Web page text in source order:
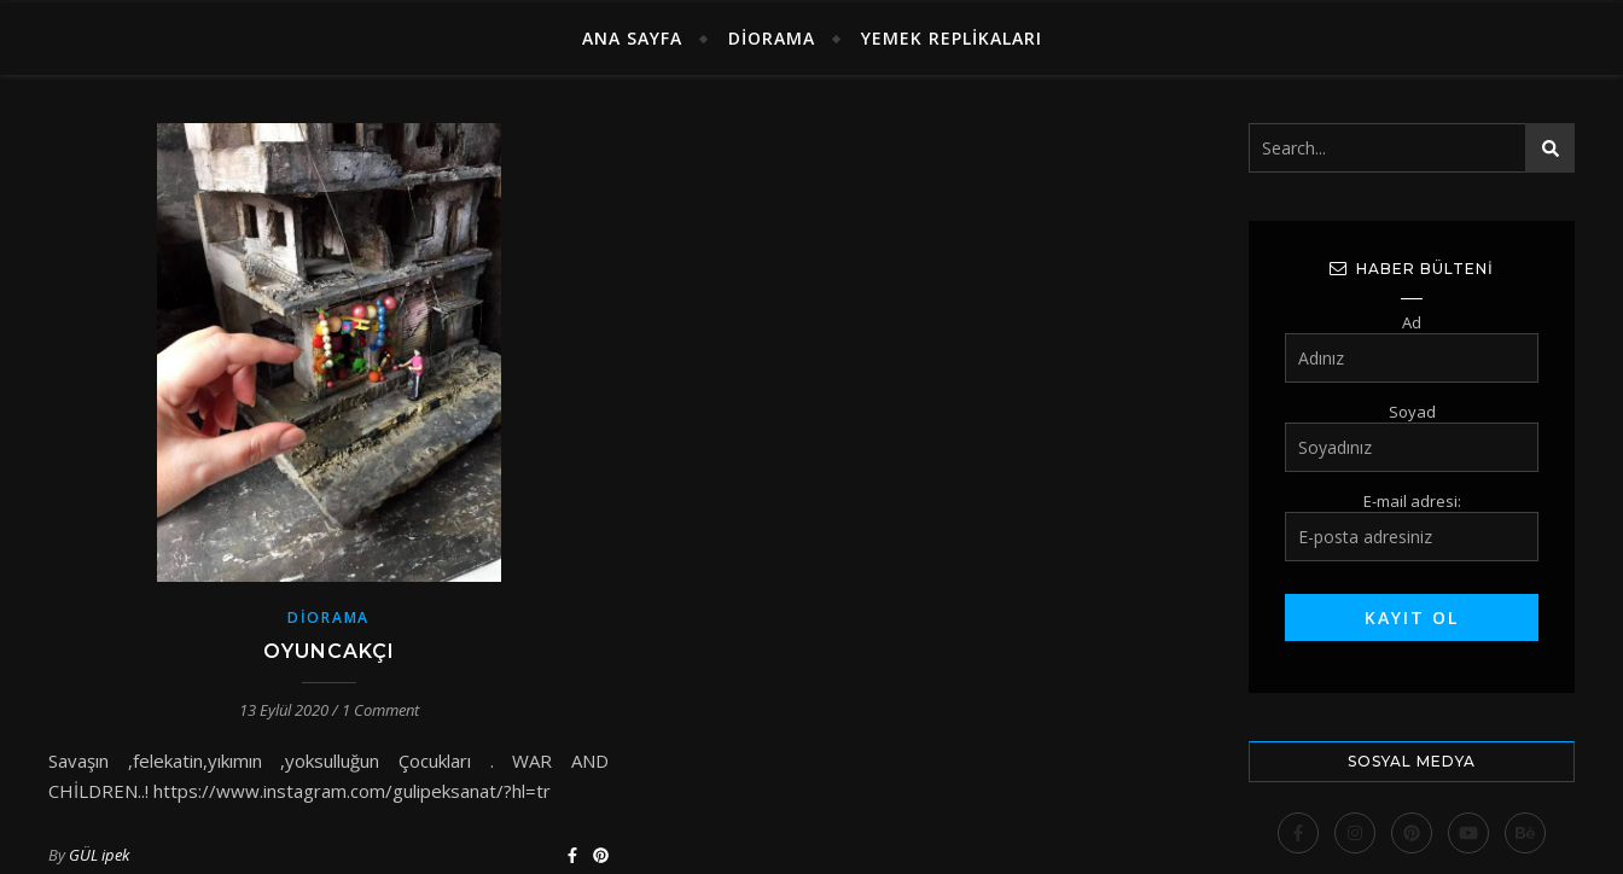
ANA SAYFA DIORAMA YEMEK REPLIKALARI
DIORAMA
OYUNCAKÇI
13 Eylül 2020/ 1 Comment
Savaşın ,felekatin,yıkımın ,yoksulluğun Çocukları . WAR AND
CHİLDREN..! https://www.instagram.com/gulipeksanat/?hl=tr
ByGÜL ipek
HABER BÜLTENI
Ad
Soyad
E-mail adresi:
SOSYAL MEDYA